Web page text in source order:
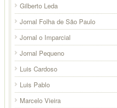
Gilberto Leda
Jornal Folha de São Paulo
Jornal o Imparcial
Jornal Pequeno
Luis Cardoso
Luis Pablo
Marcelo Vieira